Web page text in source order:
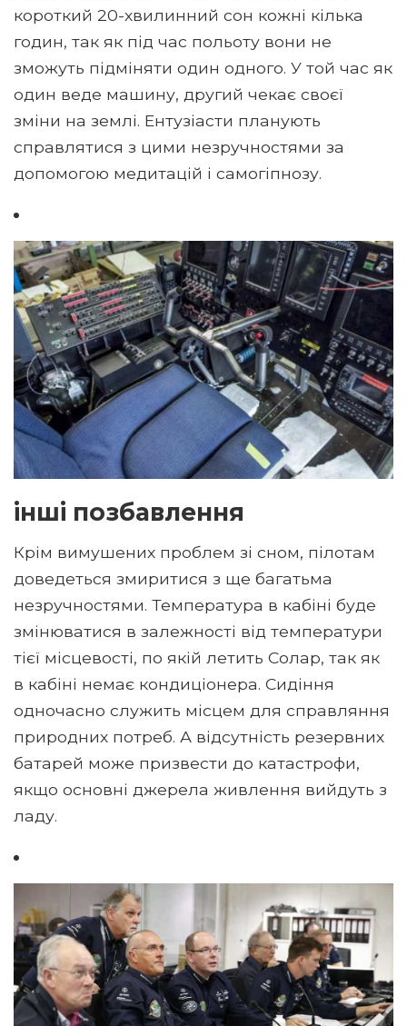
короткий 20-хвилинний сон кожні кілька
годин, так як під час польоту вони не
зможуть підміняти один одного. У той час як
один веде машину, другий чекає своєї
зміни на землі. Ентузіасти планують
справлятися з цими незручностями за
допомогою медитацій і самогіпнозу.
інші позбавлення
Крім вимушених проблем зі сном, пілотам
доведеться змиритися з ще багатьма
незручностями. Температура в кабіні буде
змінюватися в залежності від температури
тієї місцевості, по якій летить Солар, так як
в кабіні немає кондиціонера. Сидіння
одночасно служить місцем для справляння
природних потреб. А відсутність резервних
батарей може призвести до катастрофи,
якщо основні джерела живлення вийдуть з
ладу.